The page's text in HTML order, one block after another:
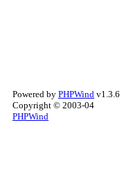
Powered by PHPWind v1.3.6
Copyright © 2003-04
PHPWind